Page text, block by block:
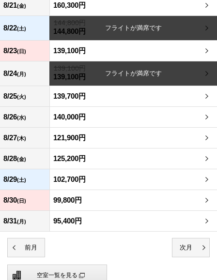
8/21(金) 160,300円
8/22(土)
144,800円
144,800円
8/23(日) 139,100円
8/24(月)
139,100円
139,100円
8/25(火) 139,700円
8/26(水) 140,000円
8/27(木) 121,900円
8/28(金) 125,200円
8/29(土) 102,700円
8/30(日) 99,800円
8/31(月) 95,400円
空室一覧を見る